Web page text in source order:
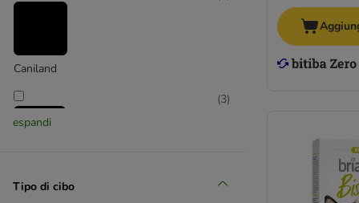
Happy Dog
Josera
KONG
Lily's Kitchen
Nature's Variety
Caniland
(3)
espandi
Tipo di cibo